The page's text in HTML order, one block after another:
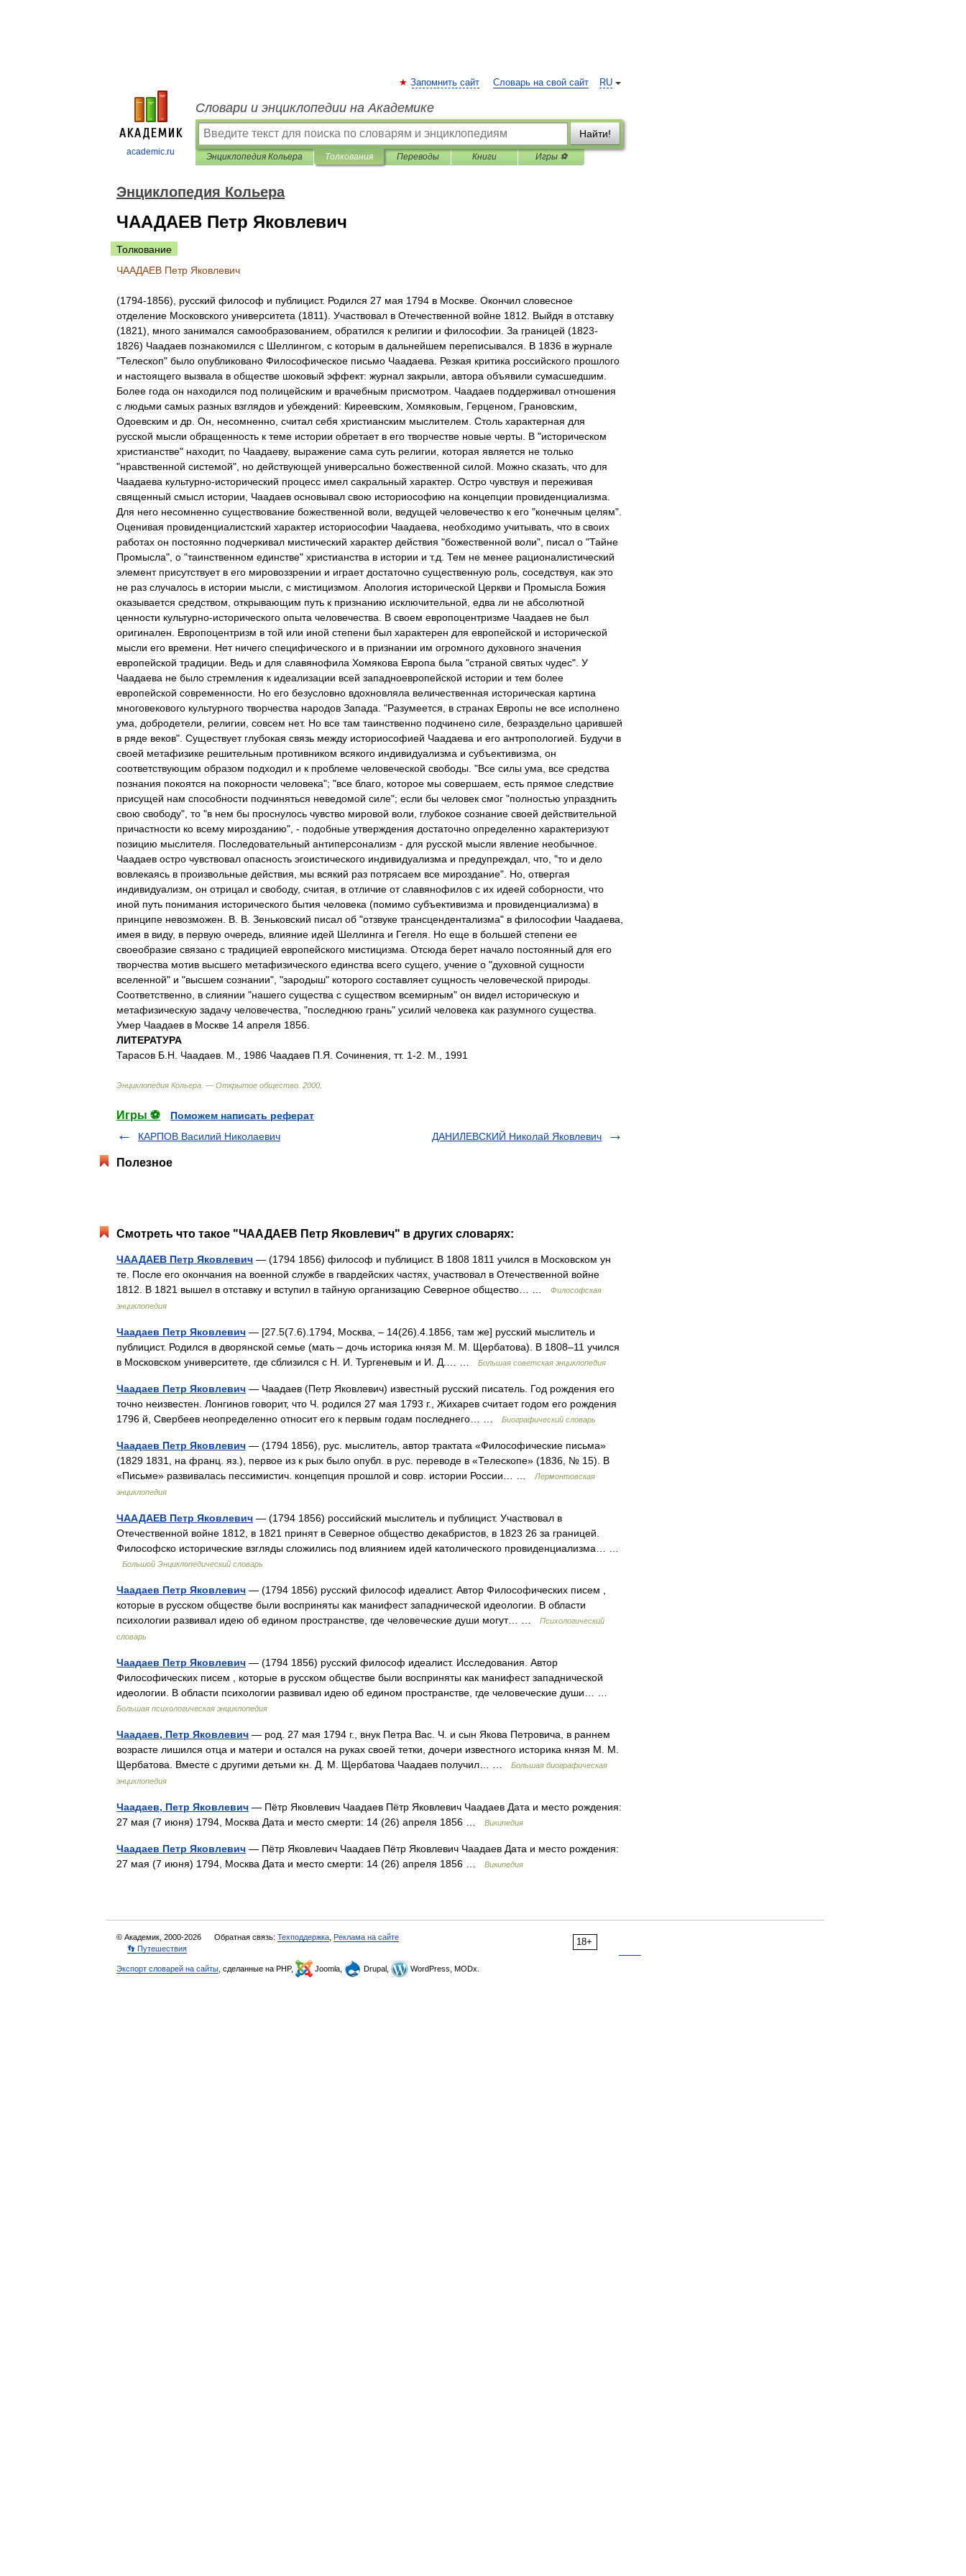
academic.ru
RU
Запомнить сайт Словарь на свой сайт
Словари и энциклопедии на Академике
Найти!
Энциклопедия Кольера Толкования Переводы Книги Игры ⚽
Энциклопедия Кольера
ЧААДАЕВ Петр Яковлевич
Толкование
ЧААДАЕВ Петр Яковлевич
(1794-1856), русский философ и публицист. Родился 27 мая 1794 в Москве Окончил словесное
отделение Московского университета (1811). Участвовал в Отечественной войне 1812 Выйдя в отставку
(1821), много занимался самообразованием обратился к религии и философии За границей (1823-
1826) Чаадаев познакомился с Шеллингом с которым в дальнейшем переписывался В 1836 в журнале
"Телескоп" было опубликовано Философическое письмо Чаадаева Резкая критика российского прошлого
и настоящего вызвала в обществе шоковый эффект: журнал закрыли автора объявили сумасшедшим
Более года он находился под полицейским и врачебным присмотром Чаадаев поддерживал отношения
с людьми самых разных взглядов и убеждений: Киреевским Хомяковым Герценом Грановским
Одоевским и др Он несомненно считал себя христианским мыслителем Столь характерная для
русской мысли обращенность к теме истории обретает в его творчестве новые черты В "историческом
христианстве" находит, по Чаадаеву, выражение сама суть религии которая является не только
"нравственной системой", но действующей универсально божественной силой Можно сказать что для
Чаадаева культурно-исторический процесс имел сакральный характер Остро чувствуя и переживая
священный смысл истории Чаадаев основывал свою историософию на концепции провиденциализма
Для него несомненно существование божественной воли ведущей человечество к его "конечным целям".
Оценивая провиденциалистский характер историософии Чаадаева необходимо учитывать что в своих
работах он постоянно подчеркивал мистический характер действия "божественной воли", писал о "Тайне
Промысла", о "таинственном единстве" христианства в истории и т.д Тем не менее рационалистический
элемент присутствует в его мировоззрении и играет достаточно существенную роль соседствуя как это
не раз случалось в истории мысли с мистицизмом Апология исторической Церкви и Промысла Божия
оказывается средством открывающим путь к признанию исключительной едва ли не абсолютной
ценности культурно-исторического опыта человечества В своем европоцентризме Чаадаев не был
оригинален
Европоцентризм в той или иной степени был характерен для европейской и исторической
мысли его времени Нет ничего специфического и в признании им огромного духовного значения
европейской традиции Ведь и для славянофила Хомякова Европа была "страной святых чудес". У
Чаадаева не было стремления к идеализации всей западноевропейской истории и тем более
европейской современности Но его безусловно вдохновляла величественная историческая картина
многовекового культурного творчества народов Запада . "Разумеется в странах Европы не все исполнено
ума
добродетели религии совсем нет. Но все там таинственно подчинено силе безраздельно царившей
в ряде веков". Существует глубокая связь между историософией Чаадаева и его антропологией Будучи в
своей метафизике решительным противником всякого индивидуализма и субъективизма он
соответствующим образом подходил и к проблеме человеческой свободы . "Все силы ума все средства
познания покоятся на покорности человека"; "все благо которое мы совершаем есть прямое следствие
присущей нам способности подчиняться неведомой силе"; если бы человек смог "полностью упразднить
свою свободу", то "в нем бы проснулось чувство мировой воли глубокое сознание своей действительной
причастности ко всему мирозданию", - подобные утверждения достаточно определенно характеризуют
позицию мыслителя Последовательный антиперсонализм - для русской мысли явление необычное
Чаадаев остро чувствовал опасность эгоистического индивидуализма и предупреждал что , "то и дело
вовлекаясь в произвольные действия мы всякий раз потрясаем все мироздание". Но отвергая
индивидуализм он отрицал и свободу, считая в отличие от славянофилов с их идеей соборности что
иной путь понимания исторического бытия человека (помимо субъективизма и провиденциализма) в
принципе невозможен В В Зеньковский писал об "отзвуке трансцендентализма" в философии Чаадаева
имея в виду, в первую очередь влияние идей Шеллинга и Гегеля Но еще в большей степени ее
своеобразие связано с традицией европейского мистицизма Отсюда берет начало постоянный для его
творчества мотив высшего метафизического единства всего сущего учение о "духовной сущности
вселенной" и "высшем сознании", "зародыш" которого составляет сущность человеческой природы
Соответственно в слиянии "нашего существа с существом всемирным" он видел историческую и
метафизическую задачу человечества , "последнюю грань" усилий человека как разумного существа
Умер Чаадаев в Москве 14 апреля 1856
ЛИТЕРАТУРА
Тарасов Б Н Чаадаев М 1986 Чаадаев П Я Сочинения тт. 1-2 М 1991
Энциклопедия Кольера . — Открытое общество 2000
Игры ⚽
Поможем написать реферат
КАРПОВ Василий Николаевич
ДАНИЛЕВСКИЙ Николай Яковлевич
Полезное
Смотреть что такое "ЧААДАЕВ Петр Яковлевич" в других словарях:
ЧААДАЕВ Петр Яковлевич — (1794 1856) философ и публицист. В 1808 1811 учился в Московском ун
те. После его окончания на военной службе в гвардейских частях, участвовал в Отечественной войне
1812. В 1821 вышел в отставку и вступил в тайную организацию Северное общество… …
Философская
энциклопедия
Чаадаев Петр Яковлевич — [27.5(7.6).1794, Москва, ‒ 14(26).4.1856, там же] русский мыслитель и
публицист. Родился в дворянской семье (мать ‒ дочь историка князя М. М. Щербатова). В 1808‒11 учился
в Московском университете, где сблизился с Н. И. Тургеневым и И. Д.… …
Большая советская энциклопедия
Чаадаев Петр Яковлевич — Чаадаев (Петр Яковлевич) известный русский писатель. Год рождения его
точно неизвестен. Лонгинов говорит, что Ч. родился 27 мая 1793 г., Жихарев считает годом его рождения
1796 й, Свербеев неопределенно относит его к первым годам последнего… …
Биографический словарь
Чаадаев Петр Яковлевич — (1794 1856), рус. мыслитель, автор трактата «Философические письма»
(1829 1831, на франц. яз.), первое из к рых было опубл. в рус. переводе в «Телескопе» (1836, № 15). В
«Письме» развивалась пессимистич. концепция прошлой и совр. истории России… …
Лермонтовская
энциклопедия
ЧААДАЕВ Петр Яковлевич — (1794 1856) российский мыслитель и публицист. Участвовал в
Отечественной войне 1812, в 1821 принят в Северное общество декабристов, в 1823 26 за границей.
Философско исторические взгляды сложились под влиянием идей католического провиденциализма… …
Большой Энциклопедический словарь
Чаадаев Петр Яковлевич — (1794 1856) русский философ идеалист. Автор Философических писем ,
которые в русском обществе были восприняты как манифест западнической идеологии. В области
психологии развивал идею об едином пространстве, где человеческие души могут… …
Психологический
словарь
Чаадаев Петр Яковлевич — (1794 1856) русский философ идеалист. Исследования. Автор
Философических писем , которые в русском обществе были восприняты как манифест западнической
идеологии. В области психологии развивал идею об едином пространстве, где человеческие души… …
Большая психологическая энциклопедия
Чаадаев, Петр Яковлевич — род. 27 мая 1794 г., внук Петра Вас. Ч. и сын Якова Петровича, в раннем
возрасте лишился отца и матери и остался на руках своей тетки, дочери известного историка князя М. М.
Щербатова. Вместе с другими детьми кн. Д. М. Щербатова Чаадаев получил… …
Большая биографическая
энциклопедия
Чаадаев, Петр Яковлевич — Пётр Яковлевич Чаадаев Пётр Яковлевич Чаадаев Дата и место рождения:
27 мая (7 июня) 1794, Москва Дата и место смерти: 14 (26) апреля 1856 …
Википедия
Чаадаев Петр Яковлевич — Пётр Яковлевич Чаадаев Пётр Яковлевич Чаадаев Дата и место рождения:
27 мая (7 июня) 1794, Москва Дата и место смерти: 14 (26) апреля 1856 …
Википедия
18+
© Академик, 2000-2026 Обратная связь: Техподдержка Реклама на сайте
👣 Путешествия
Экспорт словарей на сайты , сделанные на PHP, Joomla, Drupal, WordPress, MODx.